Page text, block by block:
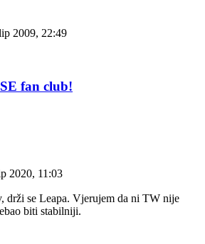
2009, 22:49
fan club!
2020, 11:03
drži se Leapa. Vjerujem da ni TW nije
biti stabilniji.